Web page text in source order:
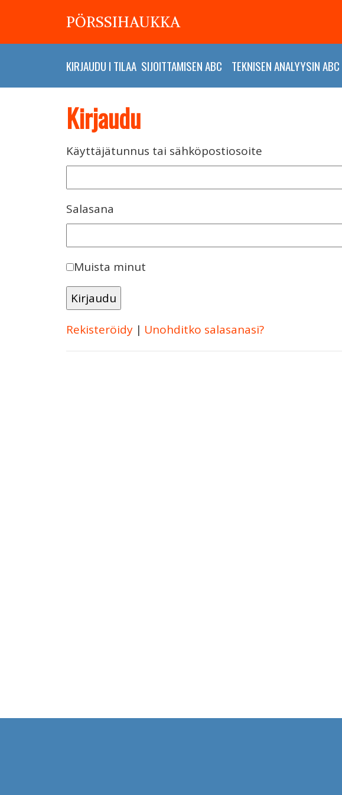
PÖRSSIHAUKKA
KIRJAUDU I TILAA SIJOITTAMISEN ABC TEKNISEN ANALYYSIN ABC
Kirjaudu
Käyttäjätunnus tai sähköpostiosoite
Salasana
Muista minut
Rekisteröidy | Unohditko salasanasi?